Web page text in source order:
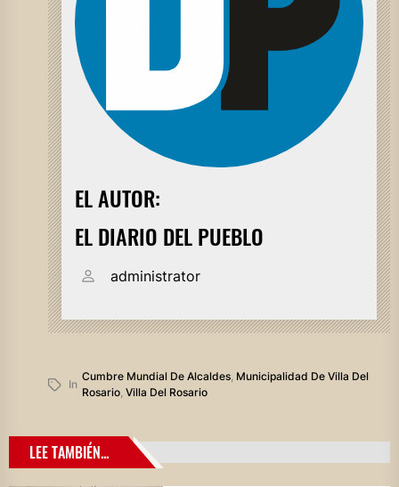
EL AUTOR:
EL DIARIO DEL PUEBLO
administrator
In
Cumbre Mundial De Alcaldes, Municipalidad De Villa Del
Rosario, Villa Del Rosario
LEE TAMBIÉN...